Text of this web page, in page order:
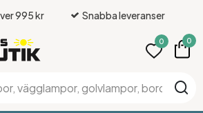
995 kr Snabba leveranser
0 0